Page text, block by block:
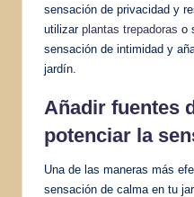
sensación de privacidad y
utilizar plantas trepadoras o
sensación de intimidad y
jardín.
Añadir fuentes
potenciar la
Una de las maneras más
sensación de calma en tu